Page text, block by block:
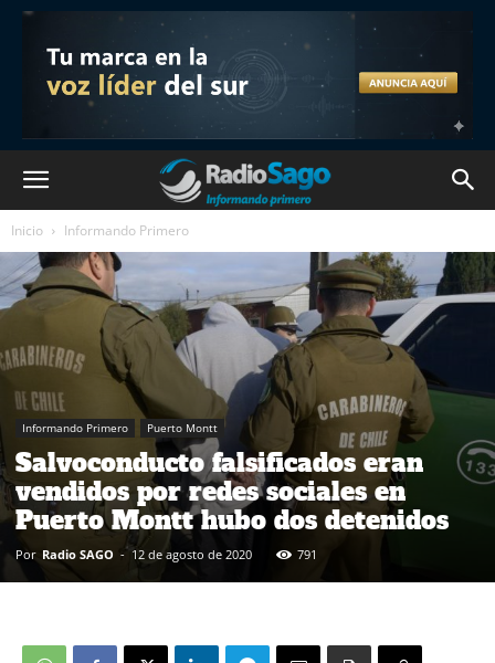
Inicio Informando Primero
Informando Primero Puerto Montt
Salvoconducto falsificados eran
vendidos por redes sociales en
Puerto Montt hubo dos detenidos
Por Radio SAGO - 12 de agosto de 2020 791